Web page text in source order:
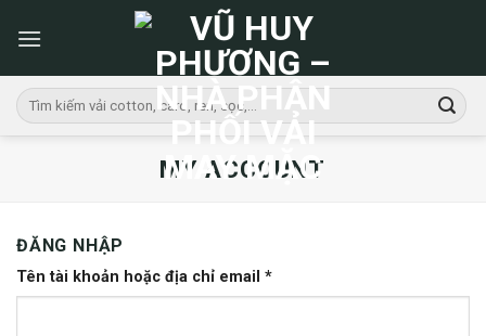
Tìm
kiếm:
MY ACCOUNT
ĐĂNG NHẬP
Tên tài khoản hoặc địa chỉ email *